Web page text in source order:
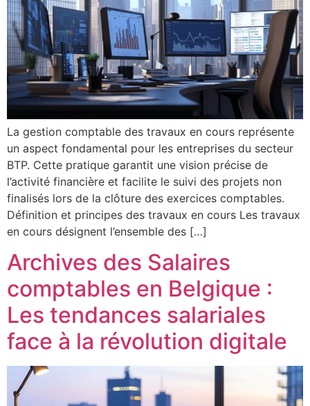
La gestion comptable des travaux en cours représente
un aspect fondamental pour les entreprises du secteur
BTP. Cette pratique garantit une vision précise de
l’activité financière et facilite le suivi des projets non
finalisés lors de la clôture des exercices comptables.
Définition et principes des travaux en cours Les travaux
en cours désignent l’ensemble des […]
Archives des Salaires
comptables en Belgique :
Les tendances salariales
face à la révolution digitale